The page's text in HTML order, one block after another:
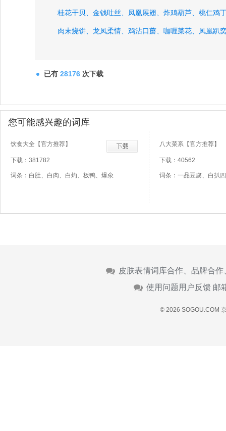
桂花干贝、 金钱吐丝、 凤凰展翅、 炸鸡葫芦、 桃仁鸡
肉末烧饼、 龙凤柔情、 鸡沾口蘑、 咖喱菜花、 凤凰趴
已有 28176 次下载
您可能感兴趣的词库
饮食大全【官方推荐】
下载：381782
词条：白肚、白肉、白灼、板鸭、爆氽
八大菜系【官方推荐】
下载：40562
词条：一品豆腐、白扒
皮肤表情词库合作、品牌合
使用问题用户反馈 邮
© 2026 SOGOU.COM